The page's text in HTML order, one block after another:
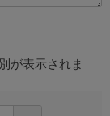
が表示されま